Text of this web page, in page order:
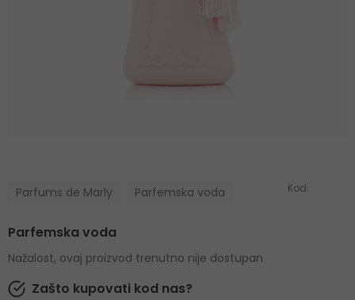
Parfums de Marly Parfemska voda Kod:
Parfemska voda
Nažalost, ovaj proizvod trenutno nije dostupan
Zašto kupovati kod nas?